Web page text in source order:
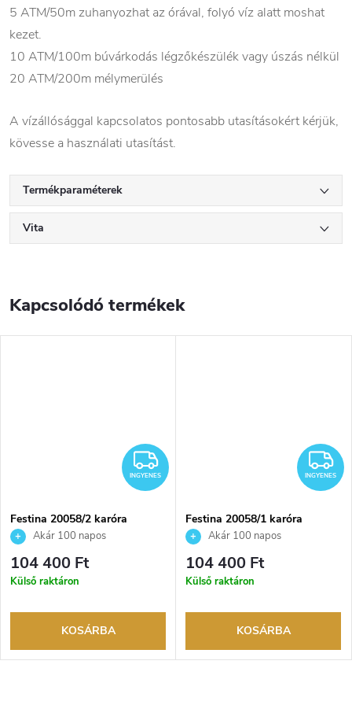
5 ATM/50m zuhanyozhat az órával, folyó víz alatt moshat
kezet.
10 ATM/100m búvárkodás légzőkészülék vagy úszás nélkül
20 ATM/200m mélymerülés
A vízállósággal kapcsolatos pontosabb utasításokért kérjük,
kövesse a használati utasítást.
Termékparaméterek
Vita
Kapcsolódó termékek
INGYENES
INGYENES
Festina 20058/2 karóra
Akár 100 napos
visszaküldési lehetőség. Hivatalos
márkakereskedő.
104 400 Ft
Külső raktáron
KOSÁRBA
INGYENES
Festina 20058/1 karóra
Akár 100 napos
visszaküldési lehetőség. Hivatalos
márkakereskedő.
104 400 Ft
Külső raktáron
KOSÁRBA